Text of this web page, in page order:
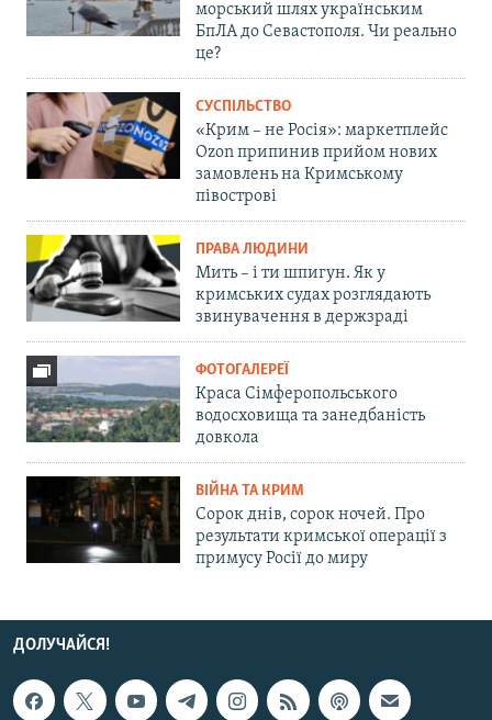
морський шлях українським
БпЛА до Севастополя. Чи реально
це?
СУСПІЛЬСТВО
«Крим – не Росія»: маркетплейс
Ozon припинив прийом нових
замовлень на Кримському
півострові
ПРАВА ЛЮДИНИ
Мить – і ти шпигун. Як у
кримських судах розглядають
звинувачення в держзраді
ФОТОГАЛЕРЕЇ
Краса Сімферопольського
водосховища та занедбаність
довкола
ВІЙНА ТА КРИМ
Сорок днів, сорок ночей. Про
результати кримської операції з
примусу Росії до миру
ДОЛУЧАЙСЯ!